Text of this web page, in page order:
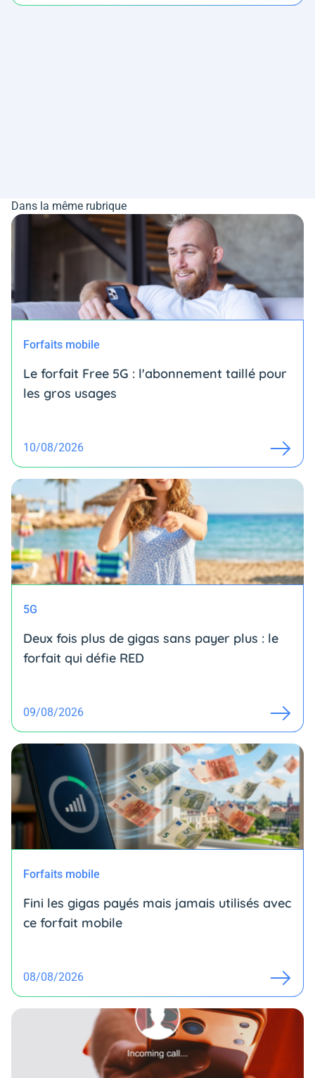
Dans la même rubrique
Forfaits mobile
Le forfait Free 5G : l'abonnement taillé pour
les gros usages
10/08/2026
5G
Deux fois plus de gigas sans payer plus : le
forfait qui défie RED
09/08/2026
Forfaits mobile
Fini les gigas payés mais jamais utilisés avec
ce forfait mobile
08/08/2026